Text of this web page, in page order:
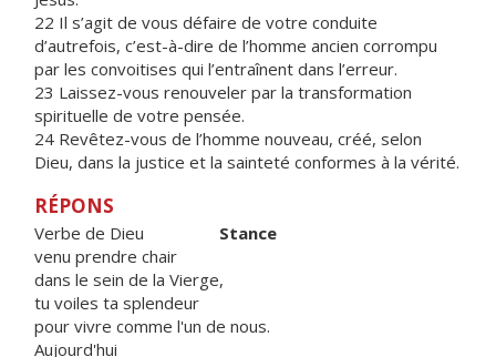
22 Il s’agit de vous défaire de votre conduite
d’autrefois, c’est-à-dire de l’homme ancien corrompu
par les convoitises qui l’entraînent dans l’erreur.
23 Laissez-vous renouveler par la transformation
spirituelle de votre pensée.
24 Revêtez-vous de l’homme nouveau, créé, selon
Dieu, dans la justice et la sainteté conformes à la vérité.
RÉPONS
Verbe de Dieu Stance
venu prendre chair
dans le sein de la Vierge,
tu voiles ta splendeur
pour vivre comme l'un de nous.
Aujourd'hui